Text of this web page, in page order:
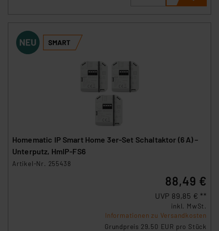
Homematic IP Smart Home 3er-Set Schaltaktor (6 A) –
Unterputz, HmIP-FS6
Artikel-Nr. 255438
88,49 €
UVP 89,85 € **
inkl. MwSt.
Informationen zu Versandkosten
Grundpreis 29.50 EUR pro Stück